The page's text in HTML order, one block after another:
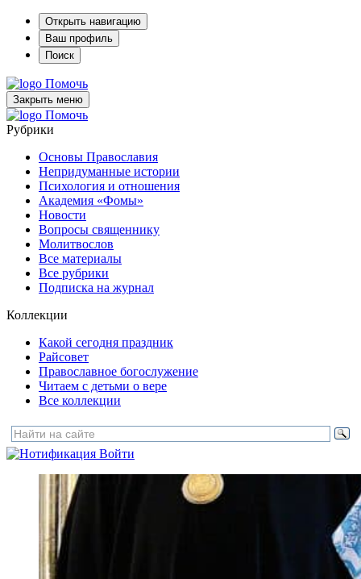
Открыть навигацию
Ваш профиль
Поиск
Помочь
Закрыть меню
Помочь
Рубрики
Основы Православия
Непридуманные истории
Психология и отношения
Академия «Фомы»
Новости
Вопросы священнику
Молитвослов
Все материалы
Все рубрики
Подписка на журнал
Коллекции
Какой сегодня праздник
Райсовет
Православное богослужение
Читаем с детьми о вере
Все коллекции
Войти